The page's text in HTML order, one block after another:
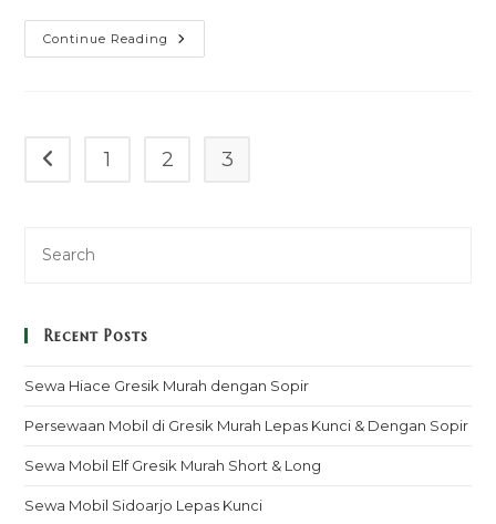
Continue Reading Harga
Sewa
Nyaman
Go to the previous page
1 2 3
Recent Posts
Sewa Hiace Gresik Murah dengan Sopir
Persewaan Mobil di Gresik Murah Lepas Kunci & Dengan Sopir
Sewa Mobil Elf Gresik Murah Short & Long
Sewa Mobil Sidoarjo Lepas Kunci